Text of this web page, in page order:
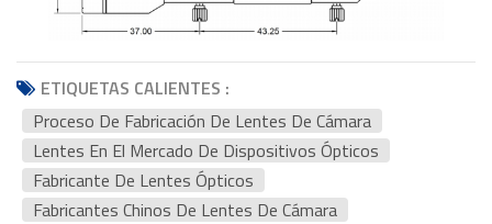
ETIQUETAS CALIENTES :
Proceso De Fabricación De Lentes De Cámara
Lentes En El Mercado De Dispositivos Ópticos
Fabricante De Lentes Ópticos
Fabricantes Chinos De Lentes De Cámara